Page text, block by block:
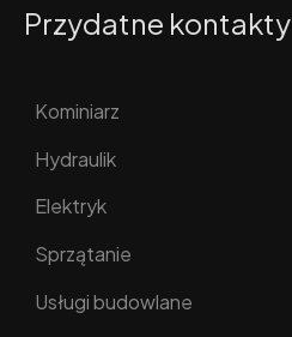
Przydatne kontakty
Kominiarz
Hydraulik
Elektryk
Sprzątanie
Usługi budowlane